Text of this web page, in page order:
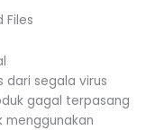
Files
dari segala virus
gagal terpasang
menggunakan